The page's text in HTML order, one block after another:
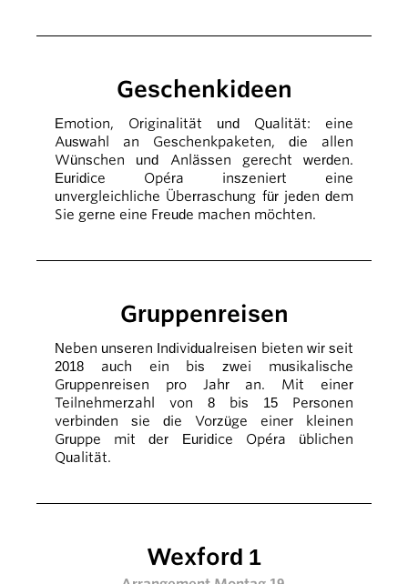
Geschenkideen
Emotion, Originalität und Qualität: eine
Auswahl an Geschenkpaketen, die allen
Wünschen und Anlässen gerecht werden.
Euridice Opéra inszeniert eine
unvergleichliche Überraschung für jeden dem
Sie gerne eine Freude machen möchten.
Gruppenreisen
Neben unseren Individualreisen bieten wir seit
2018 auch ein bis zwei musikalische
Gruppenreisen pro Jahr an. Mit einer
Teilnehmerzahl von 8 bis 15 Personen
verbinden sie die Vorzüge einer kleinen
Gruppe mit der Euridice Opéra üblichen
Qualität.
Wexford 1